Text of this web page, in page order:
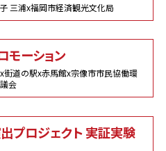
三浦x福岡市経済観光文化局
モーション
街道の駅x赤馬館x宗像市市民協働環
会
プロジェクト 実証実験